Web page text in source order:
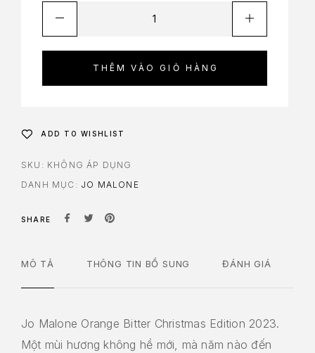
THÊM VÀO GIỎ HÀNG
ADD TO WISHLIST
SKU: KHÔNG ÁP DỤNG
DANH MỤC: JO MALONE
SHARE
MÔ TẢ THÔNG TIN BỔ SUNG ĐÁNH GIÁ
Jo Malone Orange Bitter Christmas Edition 2023.
Một mùi hương không hề mới, mà năm nào đến